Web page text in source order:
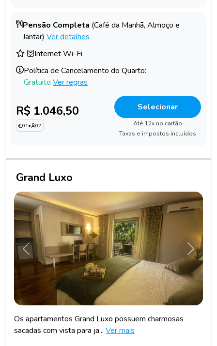
Pensão Completa (Café da Manhã, Almoço e
Jantar) Ver detalhes
🛜Internet Wi-Fi
Política de Cancelamento do Quarto:
Gratuito Ver regras
R$ 1.046,50
01• 02
Selecionar
Até 12x no cartão
Taxas e impostos incluídos
Grand Luxo
Anterior
Os apartamentos Grand Luxo possuem charmosas
sacadas com vista para ja... Ver mais